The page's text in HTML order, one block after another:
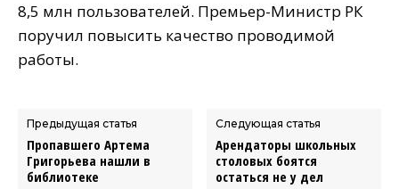
8,5 млн пользователей. Премьер-Министр РК
поручил повысить качество проводимой
работы.
Предыдущая статья
Пропавшего Артема
Григорьева нашли в
библиотеке
Следующая статья
Арендаторы школьных
столовых боятся
остаться не у дел